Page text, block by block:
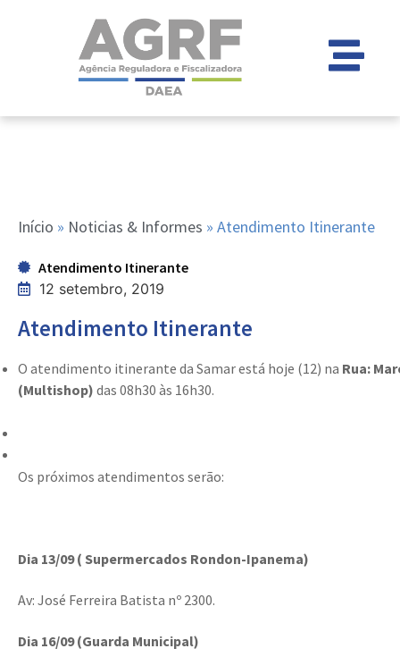
Início » Noticias & Informes » Atendimento Itinerante
Atendimento Itinerante
12 setembro, 2019
Atendimento Itinerante
O atendimento itinerante da Samar está hoje (12) na Rua:
(Multishop) das 08h30 às 16h30.
Os próximos atendimentos serão:
Dia 13/09 ( Supermercados Rondon-Ipanema)
Av: José Ferreira Batista nº 2300.
Dia 16/09 (Guarda Municipal)